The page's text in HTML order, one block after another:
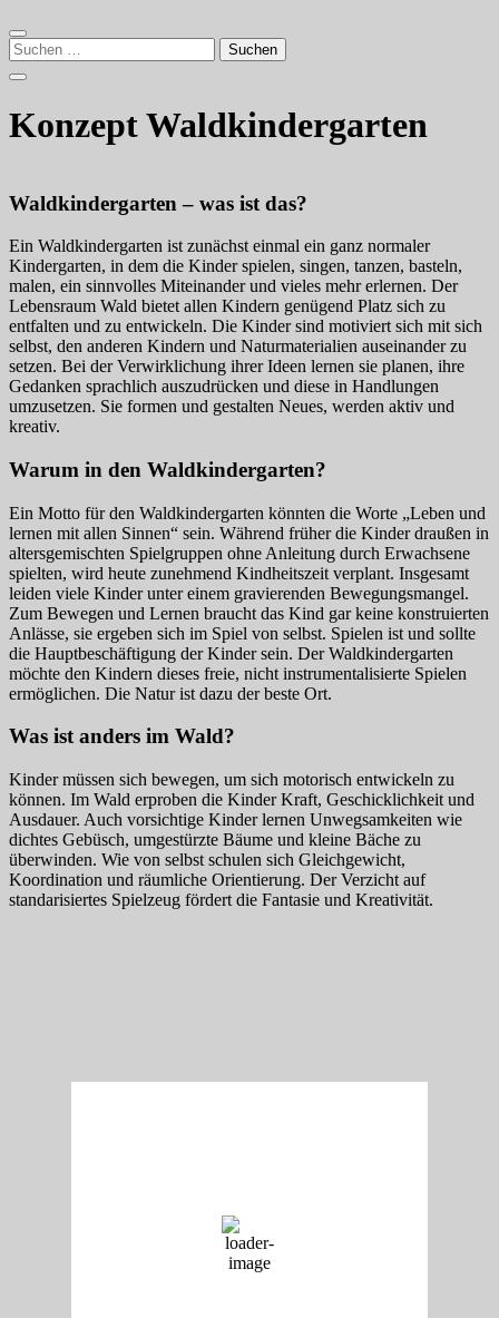
Suchen
nach:
Konzept Waldkindergarten
Waldkindergarten – was ist das?
Ein Waldkindergarten ist zunächst einmal ein ganz normaler
Kindergarten, in dem die Kinder spielen, singen, tanzen, basteln,
malen, ein sinnvolles Miteinander und vieles mehr erlernen. Der
Lebensraum Wald bietet allen Kindern genügend Platz sich zu
entfalten und zu entwickeln. Die Kinder sind motiviert sich mit sich
selbst, den anderen Kindern und Naturmaterialien auseinander zu
setzen. Bei der Verwirklichung ihrer Ideen lernen sie planen, ihre
Gedanken sprachlich auszudrücken und diese in Handlungen
umzusetzen. Sie formen und gestalten Neues, werden aktiv und
kreativ.
Warum in den Waldkindergarten?
Ein Motto für den Waldkindergarten könnten die Worte „Leben und
lernen mit allen Sinnen“ sein. Während früher die Kinder draußen in
altersgemischten Spielgruppen ohne Anleitung durch Erwachsene
spielten, wird heute zunehmend Kindheitszeit verplant. Insgesamt
leiden viele Kinder unter einem gravierenden Bewegungsmangel.
Zum Bewegen und Lernen braucht das Kind gar keine konstruierten
Anlässe, sie ergeben sich im Spiel von selbst. Spielen ist und sollte
die Hauptbeschäftigung der Kinder sein. Der Waldkindergarten
möchte den Kindern dieses freie, nicht instrumentalisierte Spielen
ermöglichen. Die Natur ist dazu der beste Ort.
Was ist anders im Wald?
Kinder müssen sich bewegen, um sich motorisch entwickeln zu
können. Im Wald erproben die Kinder Kraft, Geschicklichkeit und
Ausdauer. Auch vorsichtige Kinder lernen Unwegsamkeiten wie
dichtes Gebüsch, umgestürzte Bäume und kleine Bäche zu
überwinden. Wie von selbst schulen sich Gleichgewicht,
Koordination und räumliche Orientierung. Der Verzicht auf
standarisiertes Spielzeug fördert die Fantasie und Kreativität.
39 %
9 Km/h
Wind Gust: 7 Km/h